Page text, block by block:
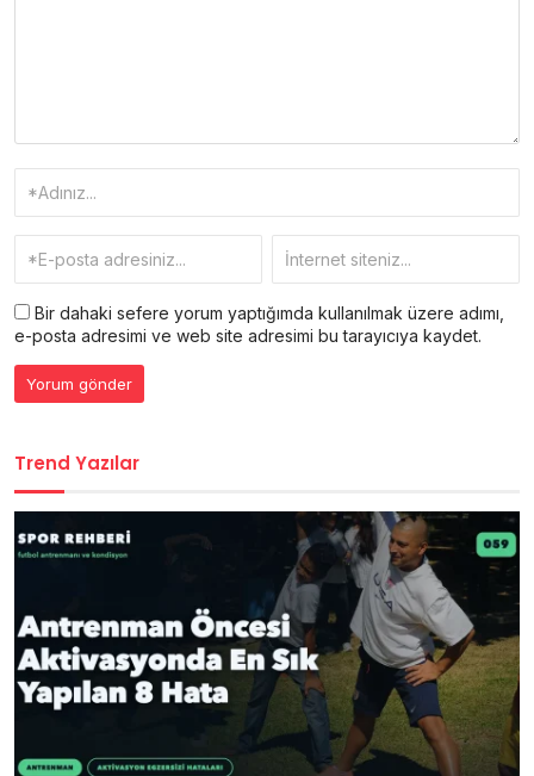
Bir dahaki sefere yorum yaptığımda kullanılmak üzere adımı,
e-posta adresimi ve web site adresimi bu tarayıcıya kaydet.
Trend Yazılar